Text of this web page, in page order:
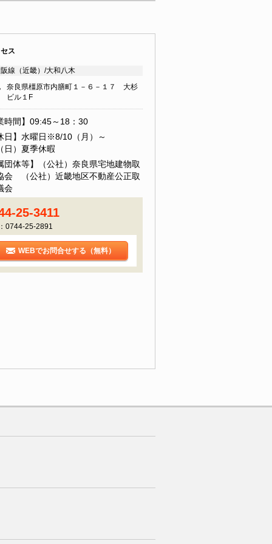
ス
線（近畿）/大和八木
奈良県橿原市内膳町１－６－１７ 大杉
ビル１F
時間】09:45～18：30
日】水曜日※8/10（月）～
日）夏季休暇
団体等】（公社）奈良県宅地建物取
会 （公社）近畿地区不動産公正取
会
25-3411
0744-25-2891
WEBでお問合せする（無料）